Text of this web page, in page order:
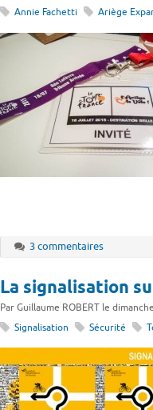
Annie Fachetti
Ariège
3 commentaires
La signalisation
Par Guillaume ROBERT le
Signalisation
Sécurité